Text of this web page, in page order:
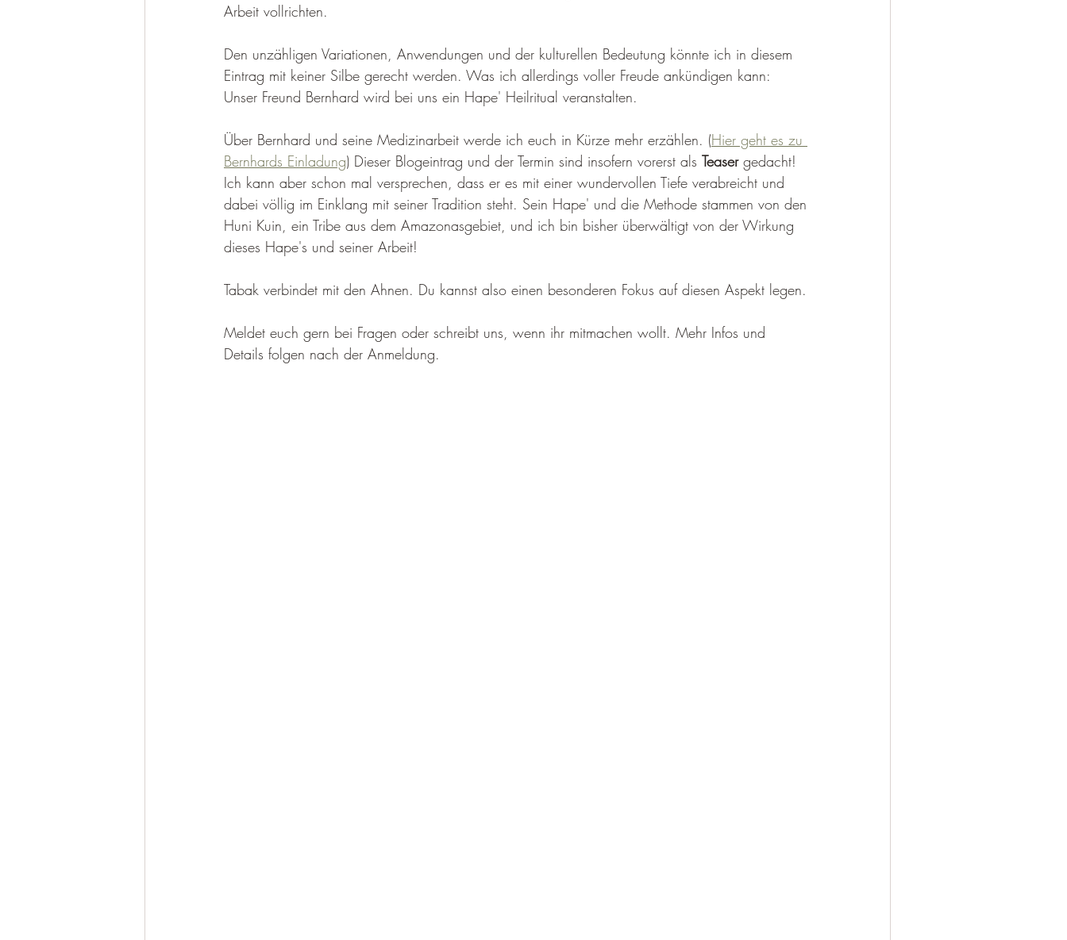
Arbeit vollrichten.
Den unzähligen Variationen, Anwendungen und der kulturellen Bedeutung könnte ich in diesem
Eintrag mit keiner Silbe gerecht werden. Was ich allerdings voller Freude ankündigen kann:
Unser Freund Bernhard wird bei uns ein Hape' Heilritual veranstalten.
Über Bernhard und seine Medizinarbeit werde ich euch in Kürze mehr erzählen. (Hier geht es zu
Bernhards Einladung) Dieser Blogeintrag und der Termin sind insofern vorerst als Teaser gedacht!
Ich kann aber schon mal versprechen, dass er es mit einer wundervollen Tiefe verabreicht und
dabei völlig im Einklang mit seiner Tradition steht. Sein Hape' und die Methode stammen von den
Huni Kuin, ein Tribe aus dem Amazonasgebiet, und ich bin bisher überwältigt von der Wirkung
dieses Hape's und seiner Arbeit!
Tabak verbindet mit den Ahnen. Du kannst also einen besonderen Fokus auf diesen Aspekt legen.
Meldet euch gern bei Fragen oder schreibt uns, wenn ihr mitmachen wollt. Mehr Infos und
Details folgen nach der Anmeldung.